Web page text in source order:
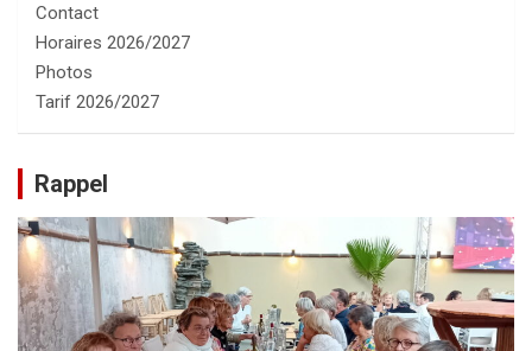
Contact
Horaires 2026/2027
Photos
Tarif 2026/2027
Rappel